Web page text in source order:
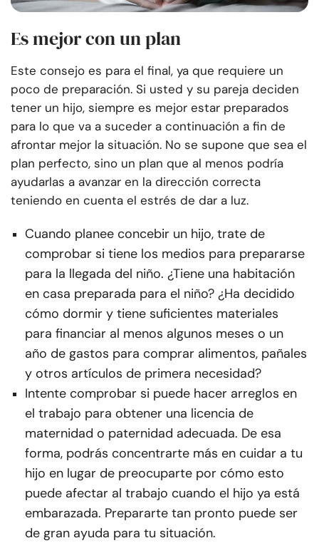
Es mejor con un plan
Este consejo es para el final, ya que requiere un
poco de preparación. Si usted y su pareja deciden
tener un hijo, siempre es mejor estar preparados
para lo que va a suceder a continuación a fin de
afrontar mejor la situación. No se supone que sea el
plan perfecto, sino un plan que al menos podría
ayudarlas a avanzar en la dirección correcta
teniendo en cuenta el estrés de dar a luz.
Cuando planee concebir un hijo, trate de
comprobar si tiene los medios para prepararse
para la llegada del niño. ¿Tiene una habitación
en casa preparada para el niño? ¿Ha decidido
cómo dormir y tiene suficientes materiales
para financiar al menos algunos meses o un
año de gastos para comprar alimentos, pañales
y otros artículos de primera necesidad?
Intente comprobar si puede hacer arreglos en
el trabajo para obtener una licencia de
maternidad o paternidad adecuada. De esa
forma, podrás concentrarte más en cuidar a tu
hijo en lugar de preocuparte por cómo esto
puede afectar al trabajo cuando el hijo ya está
embarazada. Prepararte tan pronto puede ser
de gran ayuda para tu situación.